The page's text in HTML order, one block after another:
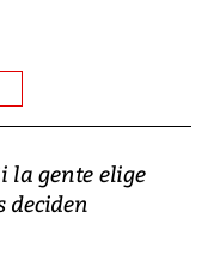
la gente elige
deciden